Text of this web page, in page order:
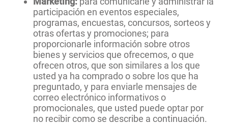
participación en eventos especiales,
programas, encuestas, concursos, sorteos y
otras ofertas y promociones; para
proporcionarle información sobre otros
bienes y servicios que ofrecemos, o que
ofrecen otros, que son similares a los que
usted ya ha comprado o sobre los que ha
preguntado, y para enviarle mensajes de
correo electrónico informativos o
promocionales, que usted puede optar por
no recibir como se describe a continuación.